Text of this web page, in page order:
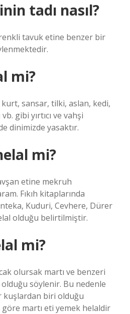
tadı nasıl?
tavuk etine benzer bir
mi?
kurt, sansar, tilki, aslan, kedi,
gibi yırtıcı ve vahşi
dinimizde yasaktır.
mi?
etine mekruh
Fıkıh kitaplarında
Kuduri, Cevhere, Dürer
olduğu belirtilmiştir.
mi?
olursak martı ve benzeri
olduğu söylenir. Bu nedenle
kuşlardan biri olduğu
martı eti yemek helaldir